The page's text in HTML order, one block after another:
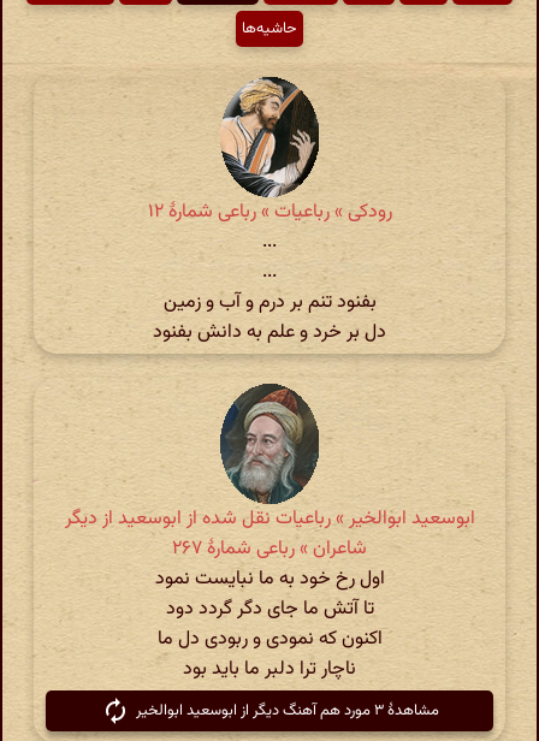
حاشیه‌ها
رودکی » رباعیات » رباعی شمارهٔ ۱۲
...
...
بفنود تنم بر درم و آب و زمین
دل بر خرد و علم به دانش بفنود
ابوسعید ابوالخیر » رباعیات نقل شده از ابوسعید از دیگر
شاعران » رباعی شمارهٔ ۲۶۷
اول رخ خود به ما نبایست نمود
تا آتش ما جای دگر گردد دود
اکنون که نمودی و ربودی دل ما
ناچار ترا دلبر ما باید بود
مشاهدهٔ ۳ مورد هم آهنگ دیگر از ابوسعید ابوالخیر